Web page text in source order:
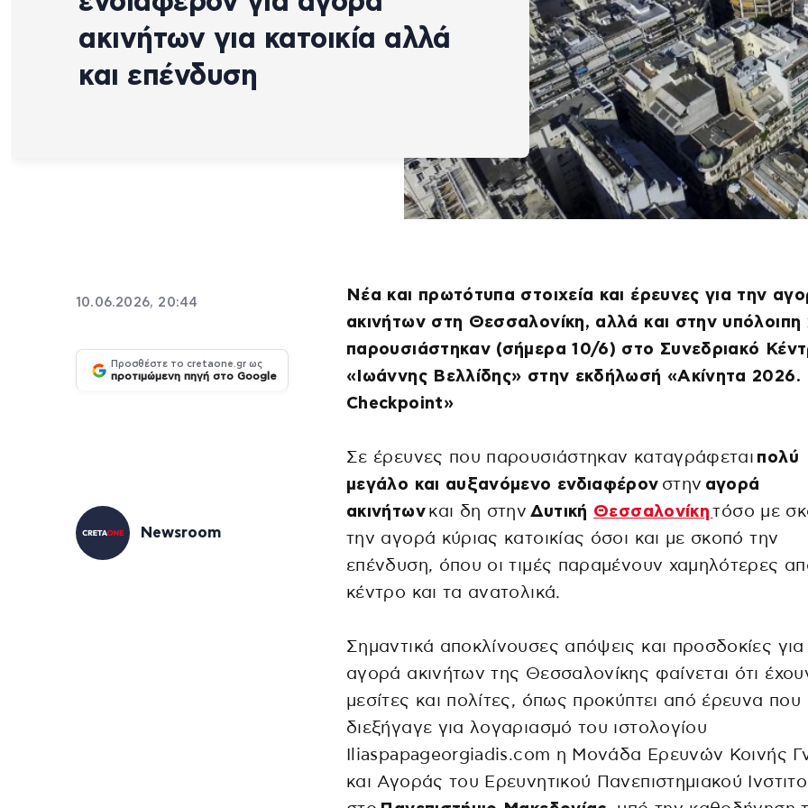
ακινήτων για κατοικία αλλά
και επένδυση
10.06.2026, 20:44
Προσθέστε το cretaone.gr ως
προτιμώμενη πηγή στο Google
Newsroom
Νέα και πρωτότυπα στοιχεία και έρευνες για την
ακινήτων στη Θεσσαλονίκη, αλλά και στην
παρουσιάστηκαν (σήμερα 10/6) στο Συνεδριακό
«Ιωάννης Βελλίδης» στην εκδήλωσή «Ακίνητα 2026.
Checkpoint»
Σε έρευνες που παρουσιάστηκαν καταγράφεται πολύ
μεγάλο και αυξανόμενο ενδιαφέρον στην αγορά
ακινήτωνκαι δη στην Δυτική Θεσσαλονίκητόσο με
την αγορά κύριας κατοικίας όσοι και με σκοπό την
επένδυση, όπου οι τιμές παραμένουν χαμηλότερες
κέντρο και τα ανατολικά.
Σημαντικά αποκλίνουσες απόψεις και προσδοκίες για
αγορά ακινήτων της Θεσσαλονίκης φαίνεται ότι
μεσίτες και πολίτες, όπως προκύπτει από έρευνα που
διεξήγαγε για λογαριασμό του ιστολογίου
Iliaspapageorgiadis.com η Μονάδα Ερευνών Κοινής
και Αγοράς του Ερευνητικού Πανεπιστημιακού